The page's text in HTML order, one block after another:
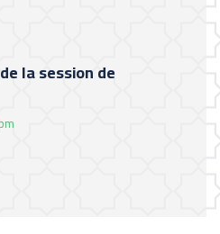
la session de